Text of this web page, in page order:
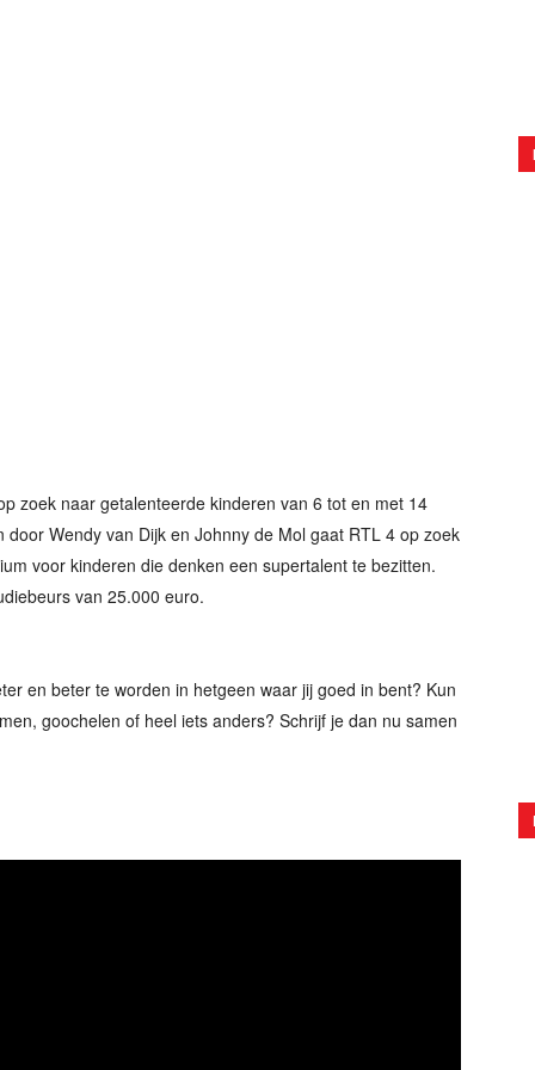
zoek naar getalenteerde kinderen van 6 tot en met 14
Wendy van Dijk en Johnny de Mol gaat RTL 4 op zoek
voor kinderen die denken een supertalent te bezitten.
van 25.000 euro.
en beter te worden in hetgeen waar jij goed in bent? Kun
goochelen of heel iets anders? Schrijf je dan nu samen